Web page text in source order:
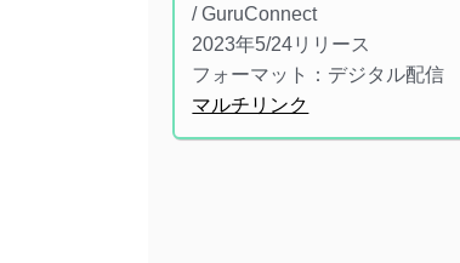
/ GuruConnect
2023年5/24リリース
フォーマット：デジタル配信
マルチリンク